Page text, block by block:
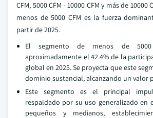
CFM, 5000 CFM - 10000 CFM y más de 10000
menos de 5000 CFM es la fuerza
partir de 2025.
El segmento de menos de 5000
aproximadamente el 42.4% de la
global en 2025. Se proyecta que este
dominio sustancial, alcanzando un valor
Este segmento es el principal
respaldado por su uso generalizado en
pequeños y medianos,